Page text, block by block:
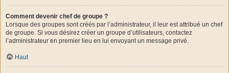
Comment devenir chef de groupe ?
Lorsque des groupes sont créés par l’administrateur, il leur est attribué un chef
de groupe. Si vous désirez créer un groupe d’utilisateurs, contactez
l’administrateur en premier lieu en lui envoyant un message privé.
Haut